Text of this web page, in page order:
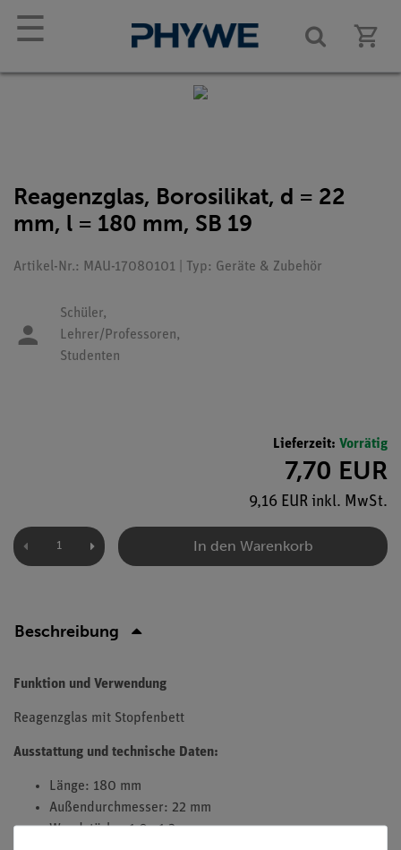
☰
Reagenzglas, Borosilikat, d = 22
mm, l = 180 mm, SB 19
Artikel-Nr.: MAU-17080101 | Typ: Geräte & Zubehör
Schüler,
Lehrer/Professoren,
Studenten
Lieferzeit: Vorrätig
7,70 EUR
9,16 EUR inkl. MwSt.
In den Warenkorb
Beschreibung
Funktion und Verwendung
Reagenzglas mit Stopfenbett
Ausstattung und technische Daten:
Länge: 180 mm
Außendurchmesser: 22 mm
Wandstärke: 1,0...1,2 mm